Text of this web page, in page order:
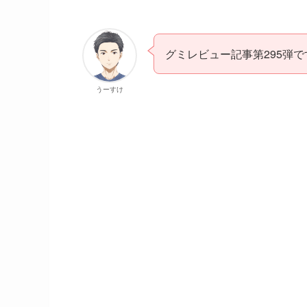
うーすけ
グミレビュー記事第295弾